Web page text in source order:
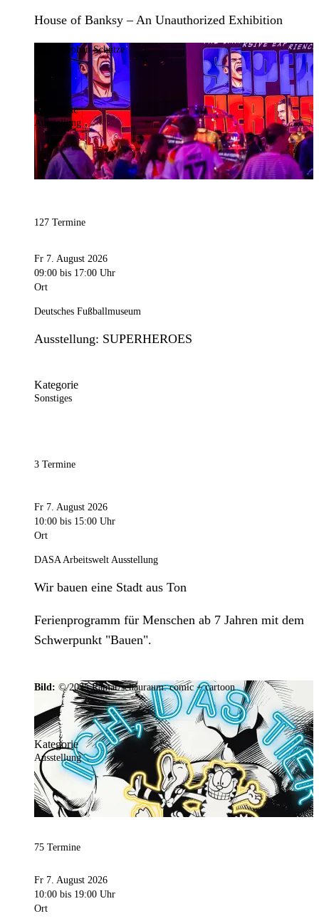
House of Banksy – An Unauthorized Exhibition
Stephan Schütze
Kategorie
Ausstellung
127 Termine
Fr 7. August 2026
09:00 bis 17:00 Uhr
Ort
Deutsches Fußballmuseum
Ausstellung: SUPERHEROES
Kategorie
Sonstiges
3 Termine
Fr 7. August 2026
10:00 bis 15:00 Uhr
Ort
DASA Arbeitswelt Ausstellung
Wir bauen eine Stadt aus Ton
Ferienprogramm für Menschen ab 7 Jahren mit dem
Schwerpunkt "Bauen".
Bild: © 2025 Ramar/schauraum: comic + cartoon
Kategorie
Ausstellung
75 Termine
Fr 7. August 2026
10:00 bis 19:00 Uhr
Ort